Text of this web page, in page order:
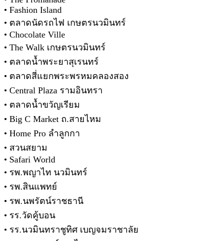
• Fashion Island
• ตลาดนัดรถไฟ เกษตรนวมินทร์
• Chocolate Ville
• The Walk เกษตรนวมินทร์
• ตลาดน้ำพระยาสุเรนทร์
• ตลาดสี่แยกพระพรหมคลองสอง
• Central Plaza รามอินทรา
• ตลาดน้ำขวัญเรียม
• Big C Market ถ.สายไหม
• Home Pro ลำลูกกา
• สวนสยาม
• Safari World
• รพ.พญาไท นวมินทร์
• รพ.สินแพทย์
• รพ.นพรัตน์ราชธานี
• รร.วัดคู้บอน
• รร.นวมินทราชูทิศ เบญจมราชาลัย